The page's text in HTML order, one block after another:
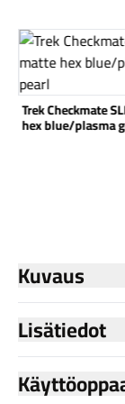
Katso tuote
Trek Checkmate
hex blue/plasma
Kuvaus
Lisätiedot